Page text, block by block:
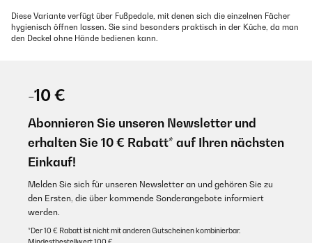
Diese Variante verfügt über Fußpedale, mit denen sich die einzelnen Fächer
hygienisch öffnen lassen. Sie sind besonders praktisch in der Küche, da man
den Deckel ohne Hände bedienen kann.
Hierbei lassen sich die Deckel durch leichtes Drücken oder Schwingen öffnen.
Diese Modelle sind einfach zu handhaben, jedoch nicht immer geruchsdicht.
Mülleimer mit Sensor
Ein modernes und komfortables Modell, das sich durch eine automatische
Sensortechnik berührungslos öffnet. Diese Art eignet sich besonders für
Schubladen- oder Einbaumülleimer 3
Fach
-10 €
Abonnieren Sie unseren Newsletter und
erhalten Sie 10 € Rabatt* auf Ihren nächsten
Einkauf!
Melden Sie sich für unseren Newsletter an und gehören Sie zu
den Ersten, die über kommende Sonderangebote informiert
werden.
*Der 10 € Rabatt ist nicht mit anderen Gutscheinen kombinierbar.